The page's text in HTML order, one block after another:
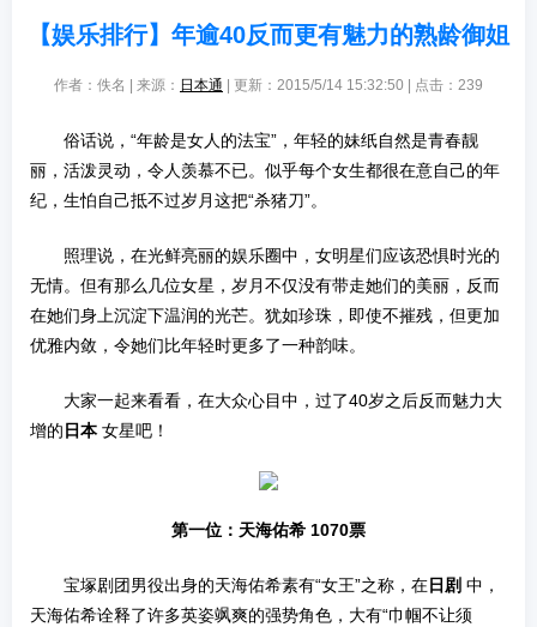
【娱乐排行】年逾40反而更有魅力的熟龄御姐
作者：佚名 | 来源： 日本通 | 更新：2015/5/14 15:32:50 | 点击： 239
俗话说，“年龄是女人的法宝”，年轻的妹纸自然是青春靓
丽，活泼灵动，令人羡慕不已。似乎每个女生都很在意自己的年
纪，生怕自己抵不过岁月这把“杀猪刀”。
照理说，在光鲜亮丽的娱乐圈中，女明星们应该恐惧时光的
无情。但有那么几位女星，岁月不仅没有带走她们的美丽，反而
在她们身上沉淀下温润的光芒。犹如珍珠，即使不摧残，但更加
优雅内敛，令她们比年轻时更多了一种韵味。
大家一起来看看，在大众心目中，过了40岁之后反而魅力大
增的 日本女星吧！
第一位： 天海佑希 1070票
宝塚剧团男役出身的天海佑希素有“女王”之称，在日剧 中，
天海佑希诠释了许多英姿飒爽的强势角色，大有“巾帼不让须